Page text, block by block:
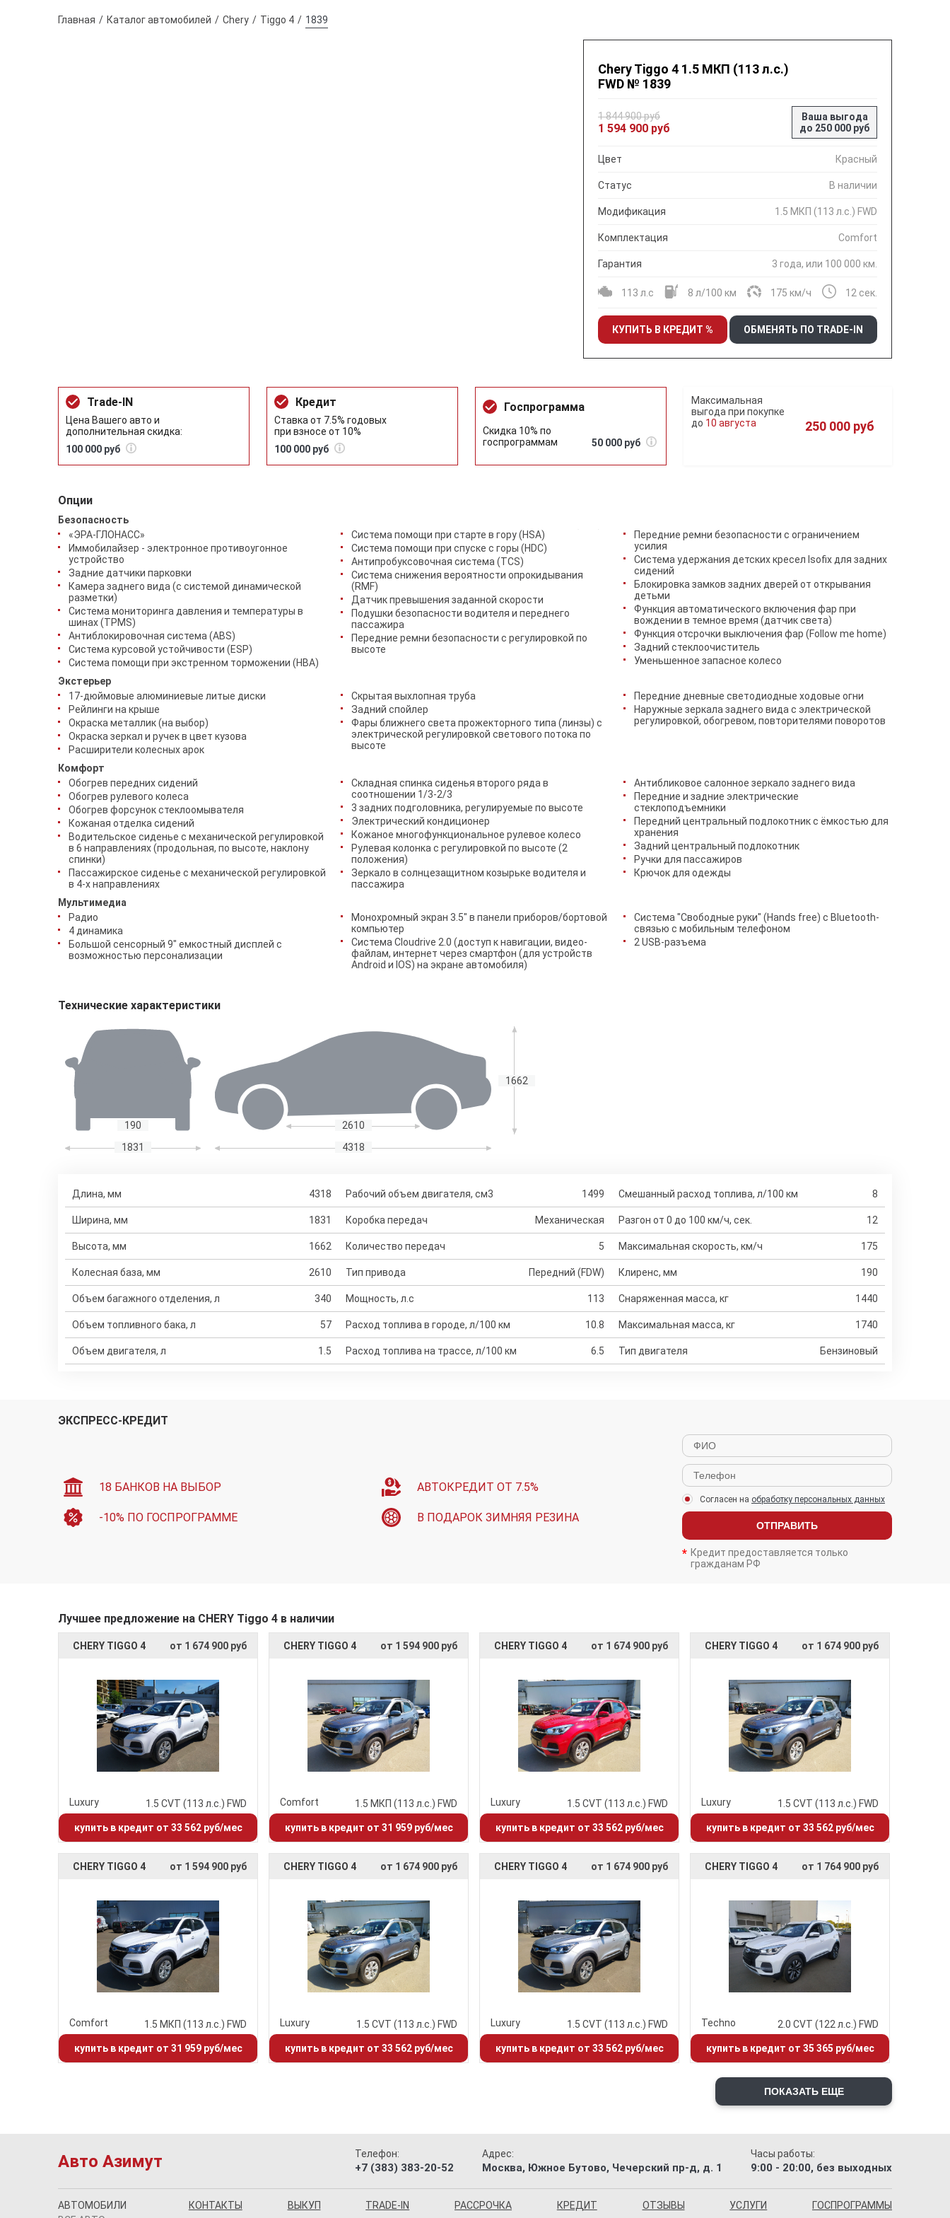
Главная Каталог автомобилей Chery Tiggo 4 1839
Chery Tiggo 4 1.5 МКП (113 л.с.)
FWD № 1839
1 844 900 руб
1 594 900 руб
Ваша выгода
до 250 000 руб
Цвет Красный
Статус В наличии
Модификация 1.5 МКП (113 л.с.) FWD
Комплектация Comfort
Гарантия 3 года, или 100 000 км.
113 л.с 8 л/100 км 175 км/ч 12 сек.
КУПИТЬ В КРЕДИТ % ОБМЕНЯТЬ ПО TRADE-IN
Trade-IN
Цена Вашего авто и
дополнительная скидка:
100 000 руб
Кредит
Ставка от 7.5% годовых
при взносе от 10%
100 000 руб
Госпрограмма
Скидка 10% по
госпрограммам
50 000 руб
10 августа 250 000 руб
Опции
Безопасность
«ЭРА-ГЛОНАСС»
Иммобилайзер - электронное противоугонное
устройство
Задние датчики парковки
Камера заднего вида (с системой динамической
разметки)
Система мониторинга давления и температуры в
шинах (TPMS)
Антиблокировочная система (ABS)
Система курсовой устойчивости (ESP)
Система помощи при экстренном торможении (HBA)
Система помощи при старте в гору (HSA)
Система помощи при спуске с горы (HDC)
Антипробуксовочная система (TCS)
Система снижения вероятности опрокидывания
(RMF)
Датчик превышения заданной скорости
Подушки безопасности водителя и переднего
пассажира
Передние ремни безопасности с регулировкой по
высоте
Передние ремни безопасности с ограничением
усилия
Система удержания детских кресел Isofix для задних
сидений
Блокировка замков задних дверей от открывания
детьми
Функция автоматического включения фар при
вождении в темное время (датчик света)
Функция отсрочки выключения фар (Follow me home)
Задний стеклоочиститель
Уменьшенное запасное колесо
Экстерьер
17-дюймовые алюминиевые литые диски
Рейлинги на крыше
Окраска металлик (на выбор)
Окраска зеркал и ручек в цвет кузова
Расширители колесных арок
Скрытая выхлопная труба
Задний спойлер
Фары ближнего света прожекторного типа (линзы) c
электрической регулировкой светового потока по
высоте
Передние дневные светодиодные ходовые огни
Наружные зеркала заднего вида с электрической
регулировкой, обогревом, повторителями поворотов
Комфорт
Обогрев передних сидений
Обогрев рулевого колеса
Обогрев форсунок стеклоомывателя
Кожаная отделка сидений
Водительское сиденье с механической регулировкой
в 6 направлениях (продольная, по высоте, наклону
спинки)
Пассажирское сиденье с механической регулировкой
в 4-х направлениях
Складная спинка сиденья второго ряда в
соотношении 1/3-2/3
3 задних подголовника, регулируемые по высоте
Электрический кондиционер
Кожаное многофункциональное рулевое колесо
Рулевая колонка с регулировкой по высоте (2
положения)
Зеркало в солнцезащитном козырьке водителя и
пассажира
Антибликовое салонное зеркало заднего вида
Передние и задние электрические
стеклоподъемники
Передний центральный подлокотник с ёмкостью для
хранения
Задний центральный подлокотник
Ручки для пассажиров
Крючок для одежды
Мультимедиа
Радио
4 динамика
Большой сенсорный 9" емкостный дисплей с
возможностью персонализации
Монохромный экран 3.5" в панели приборов/бортовой
компьютер
Система Cloudrive 2.0 (доступ к навигации, видео-
файлам, интернет через смартфон (для устройств
Android и IOS) на экране автомобиля)
Система "Свободные руки" (Hands free) с Bluetooth-
связью с мобильным телефоном
2 USB-разъема
Технические характеристики
190
1831
2610
1662
4318
Длина, мм 4318
Ширина, мм 1831
Высота, мм 1662
Колесная база, мм 2610
Объем багажного отделения, л 340
Объем топливного бака, л 57
Объем двигателя, л 1.5
Рабочий объем двигателя, см3 1499
Коробка передач Механическая
Количество передач 5
Тип привода Передний (FDW)
Мощность, л.с 113
Расход топлива в городе, л/100 км 10.8
Расход топлива на трассе, л/100 км 6.5
Смешанный расход топлива, л/100 км 8
Разгон от 0 до 100 км/ч, сек. 12
Максимальная скорость, км/ч 175
Клиренс, мм 190
Снаряженная масса, кг 1440
Максимальная масса, кг 1740
Тип двигателя Бензиновый
ЭКСПРЕСС-КРЕДИТ
18 БАНКОВ НА ВЫБОР АВТОКРЕДИТ ОТ 7.5%
-10% ПО ГОСПРОГРАММЕ В ПОДАРОК ЗИМНЯЯ РЕЗИНА
Согласен на обработку персональных данных
ОТПРАВИТЬ
Кредит предоставляется только
гражданам РФ
Лучшее предложение на CHERY Tiggo 4 в наличии
CHERY TIGGO 4 от 1 674 900 руб
Luxury 1.5 CVT (113 л.с.) FWD
купить в кредит от 33 562 руб/мес
CHERY TIGGO 4 от 1 594 900 руб
Comfort 1.5 МКП (113 л.с.) FWD
купить в кредит от 31 959 руб/мес
CHERY TIGGO 4 от 1 674 900 руб
Luxury 1.5 CVT (113 л.с.) FWD
купить в кредит от 33 562 руб/мес
CHERY TIGGO 4 от 1 674 900 руб
Luxury 1.5 CVT (113 л.с.) FWD
купить в кредит от 33 562 руб/мес
CHERY TIGGO 4 от 1 594 900 руб
Comfort 1.5 МКП (113 л.с.) FWD
купить в кредит от 31 959 руб/мес
CHERY TIGGO 4 от 1 674 900 руб
Luxury 1.5 CVT (113 л.с.) FWD
купить в кредит от 33 562 руб/мес
CHERY TIGGO 4 от 1 674 900 руб
Luxury 1.5 CVT (113 л.с.) FWD
купить в кредит от 33 562 руб/мес
CHERY TIGGO 4 от 1 764 900 руб
Techno 2.0 CVT (122 л.с.) FWD
купить в кредит от 35 365 руб/мес
ПОКАЗАТЬ ЕЩЕ
Авто Азимут Телефон:
+7 (383) 383-20-52
Адрес:
Москва, Южное Бутово, Чечерский пр-д, д. 1
Часы работы:
9:00 - 20:00, без выходных
АВТОМОБИЛИ
КОНТАКТЫ ВЫКУП TRADE-IN РАССРОЧКА КРЕДИТ ОТЗЫВЫ УСЛУГИ ГОСПРОГРАММЫ